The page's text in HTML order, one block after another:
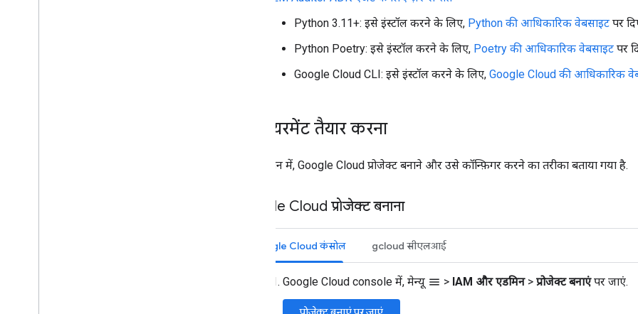
Python 3.11+: इसे इंस्टॉल करने के लिए, Python की आधिकारिक वेबसाइट पर
Python Poetry: इसे इंस्टॉल करने के लिए, Poetry की आधिकारिक वेबसाइट पर
Google Cloud CLI: इसे इंस्टॉल करने के लिए, Google Cloud की आधिकारिक
एनवायरमेंट तैयार करना
इस सेक्शन में, Google Cloud प्रोजेक्ट बनाने और उसे कॉन्फ़िगर करने का तरीका बताया गया है.
Google Cloud प्रोजेक्ट बनाना
Google Cloud कंसोल gcloud सीएलआई
Google Cloud console में, मेन्यू menu > IAM और एडमिन > प्रोजेक्ट बनाएंपर जाएं.